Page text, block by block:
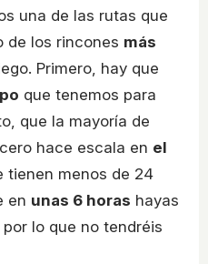
una de las rutas que
de los rincones más
Primero, hay que
que tenemos para
que la mayoría de
hace escala en el
tienen menos de 24
en unas 6 horas hayas
lo que no tendréis